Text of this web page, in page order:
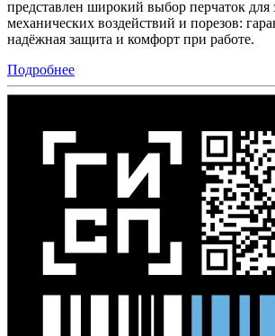
представлен широкий выбор перчаток для
механических воздействий и порезов:
надёжная защита и комфорт при работе.
Подробнее